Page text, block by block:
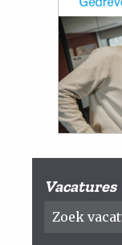
Vacatures